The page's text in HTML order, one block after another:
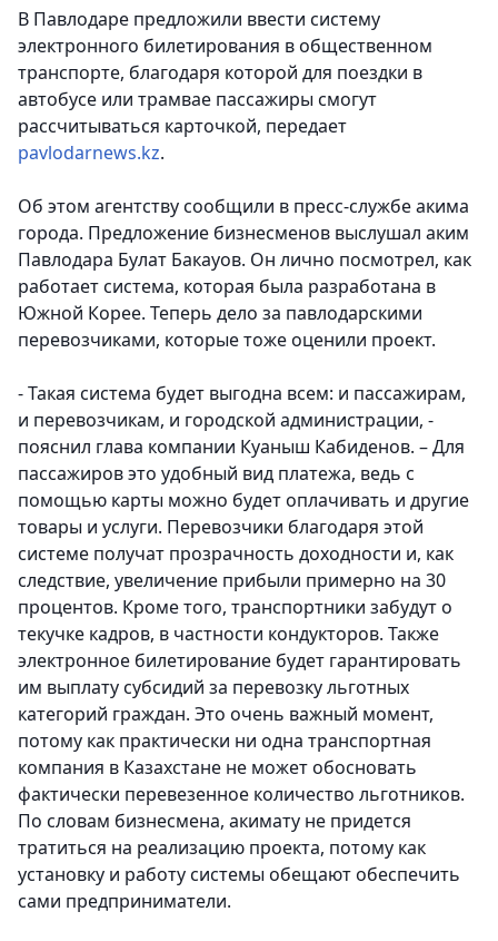
В Павлодаре предложили ввести систему
электронного билетирования в общественном
транспорте, благодаря которой для поездки в
автобусе или трамвае пассажиры смогут
рассчитываться карточкой, передает
pavlodarnews.kz.
Об этом агентству сообщили в пресс-службе акима
города. Предложение бизнесменов выслушал аким
Павлодара Булат Бакауов. Он лично посмотрел, как
работает система, которая была разработана в
Южной Корее. Теперь дело за павлодарскими
перевозчиками, которые тоже оценили проект.
- Такая система будет выгодна всем: и пассажирам,
и перевозчикам, и городской администрации, -
пояснил глава компании Куаныш Кабиденов. – Для
пассажиров это удобный вид платежа, ведь с
помощью карты можно будет оплачивать и другие
товары и услуги. Перевозчики благодаря этой
системе получат прозрачность доходности и, как
следствие, увеличение прибыли примерно на 30
процентов. Кроме того, транспортники забудут о
текучке кадров, в частности кондукторов. Также
электронное билетирование будет гарантировать
им выплату субсидий за перевозку льготных
категорий граждан. Это очень важный момент,
потому как практически ни одна транспортная
компания в Казахстане не может обосновать
фактически перевезенное количество льготников.
По словам бизнесмена, акимату не придется
тратиться на реализацию проекта, потому как
установку и работу системы обещают обеспечить
сами предприниматели.